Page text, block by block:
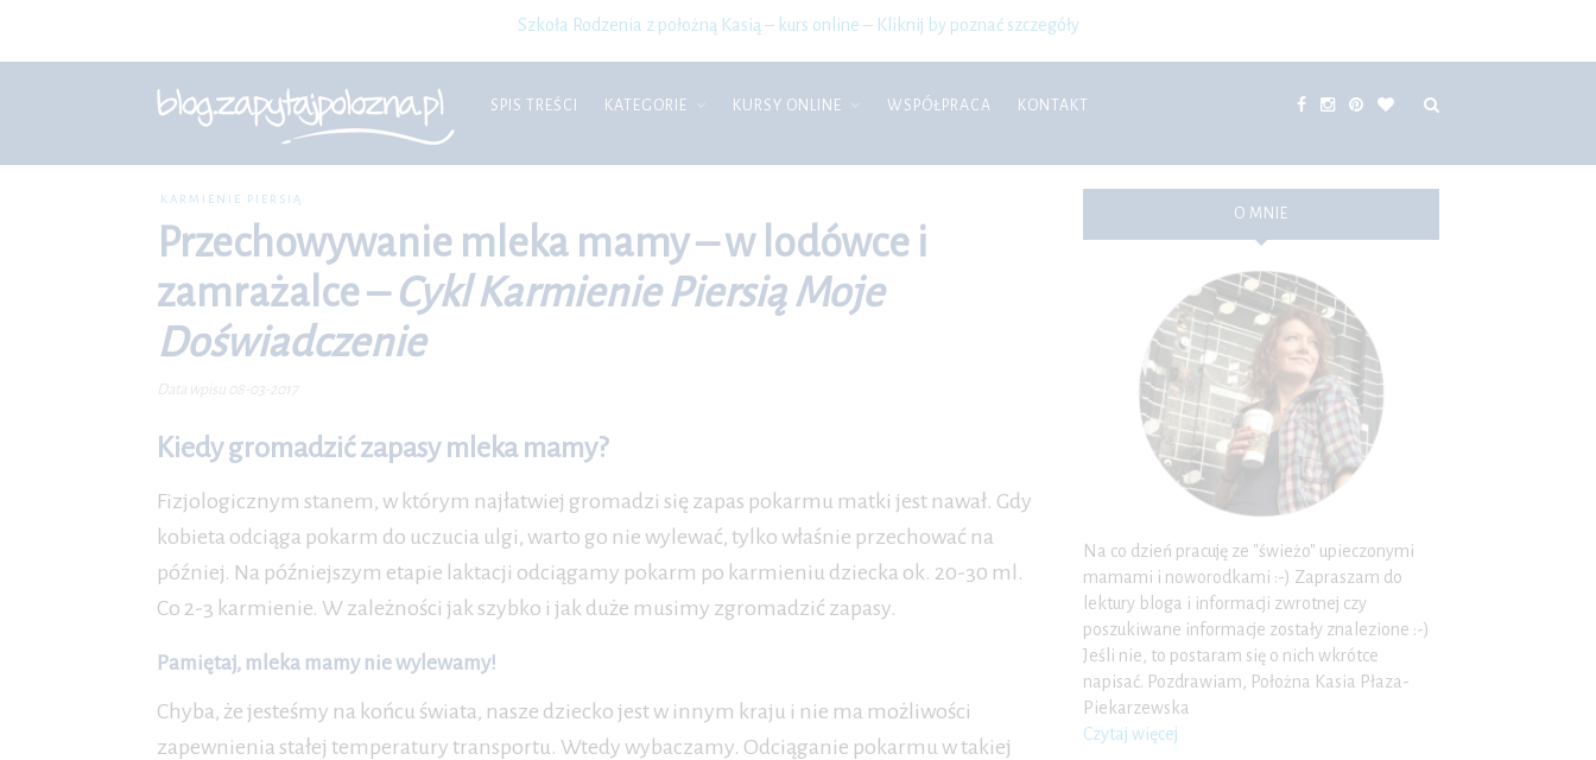
Szkoła Rodzenia z położną Kasią – kurs online – Kliknij by poznać szczegóły
SPIS TREŚCI KATEGORIE KURSY ONLINE WSPÓŁPRACA KONTAKT
KARMIENIE PIERSIĄ
Przechowywanie mleka mamy – w lodówce i
zamrażalce –Cykl Karmienie Piersią Moje
Doświadczenie
Data wpisu 08-03-2017
Kiedy gromadzić zapasy mleka mamy?
Fizjologicznym stanem, w którym najłatwiej gromadzi się zapas pokarmu matki jest nawał. Gdy
kobieta odciąga pokarm do uczucia ulgi, warto go nie wylewać, tylko właśnie przechować na
później. Na późniejszym etapie laktacji odciągamy pokarm po karmieniu dziecka ok. 20-30 ml.
Co 2-3 karmienie. W zależności jak szybko i jak duże musimy zgromadzić zapasy.
Pamiętaj, mleka mamy nie wylewamy!
Chyba, że jesteśmy na końcu świata, nasze dziecko jest w innym kraju i nie ma możliwości
zapewnienia stałej temperatury transportu. Wtedy wybaczamy. Odciąganie pokarmu w takiej
O MNIE
Na co dzień pracuję ze "świeżo" upieczonymi
mamami i noworodkami :-) Zapraszam do
lektury bloga i informacji zwrotnej czy
poszukiwane informacje zostały znalezione :-)
Jeśli nie, to postaram się o nich wkrótce
napisać. Pozdrawiam, Położna Kasia Płaza-
Piekarzewska
Czytaj więcej